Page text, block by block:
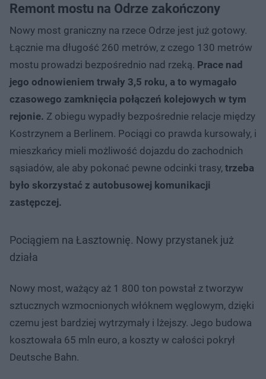
Remont mostu na Odrze zakończony
Nowy most graniczny na rzece Odrze jest już gotowy.
Łącznie ma długość 260 metrów, z czego 130 metrów
mostu prowadzi bezpośrednio nad rzeką. Prace nad
jego odnowieniem trwały 3,5 roku, a to wymagało
czasowego zamknięcia połączeń kolejowych w tym
rejonie. Z obiegu wypadły bezpośrednie relacje między
Kostrzynem a Berlinem. Pociągi co prawda kursowały, i
mieszkańcy mieli możliwość dojazdu do zachodnich
sąsiadów, ale aby pokonać pewne odcinki trasy, trzeba
było skorzystać z autobusowej komunikacji
zastępczej.
Pociągiem na Łasztownię. Nowy przystanek już
działa
Nowy most, ważący aż 1 800 ton powstał z tworzyw
sztucznych wzmocnionych włóknem węglowym, dzięki
czemu jest bardziej wytrzymały i lżejszy. Jego budowa
kosztowała 65 mln euro, a koszty w całości pokrył
Deutsche Bahn.